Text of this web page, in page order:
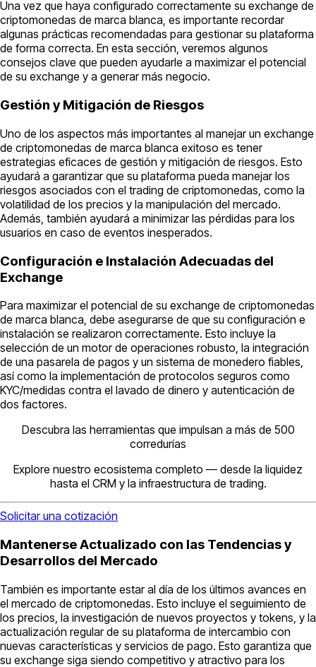
Una vez que haya configurado correctamente su exchange de
criptomonedas de marca blanca, es importante recordar
algunas prácticas recomendadas para gestionar su plataforma
de forma correcta. En esta sección, veremos algunos
consejos clave que pueden ayudarle a maximizar el potencial
de su exchange y a generar más negocio.
Gestión y Mitigación de Riesgos
Uno de los aspectos más importantes al manejar un exchange
de criptomonedas de marca blanca exitoso es tener
estrategias eficaces de gestión y mitigación de riesgos. Esto
ayudará a garantizar que su plataforma pueda manejar los
riesgos asociados con el trading de criptomonedas, como la
volatilidad de los precios y la manipulación del mercado.
Además, también ayudará a minimizar las pérdidas para los
usuarios en caso de eventos inesperados.
Configuración e Instalación Adecuadas del
Exchange
Para maximizar el potencial de su exchange de criptomonedas
de marca blanca, debe asegurarse de que su configuración e
instalación se realizaron correctamente. Esto incluye la
selección de un motor de operaciones robusto, la integración
de una pasarela de pagos y un sistema de monedero fiables,
así como la implementación de protocolos seguros como
KYC/medidas contra el lavado de dinero y autenticación de
dos factores.
Descubra las herramientas que impulsan a más de 500
corredurías
Explore nuestro ecosistema completo — desde la liquidez
hasta el CRM y la infraestructura de trading.
Solicitar una cotización
Mantenerse Actualizado con las Tendencias y
Desarrollos del Mercado
También es importante estar al día de los últimos avances en
el mercado de criptomonedas. Esto incluye el seguimiento de
los precios, la investigación de nuevos proyectos y tokens, y la
actualización regular de su plataforma de intercambio con
nuevas características y servicios de pago. Esto garantiza que
su exchange siga siendo competitivo y atractivo para los